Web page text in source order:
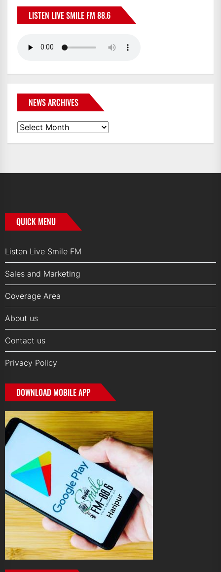
LISTEN LIVE SMILE FM 88.6
NEWS ARCHIVES
News
QUICK MENU
Listen Live Smile FM
Sales and Marketing
Coverage Area
About us
Contact us
Privacy Policy
DOWNLOAD MOBILE APP